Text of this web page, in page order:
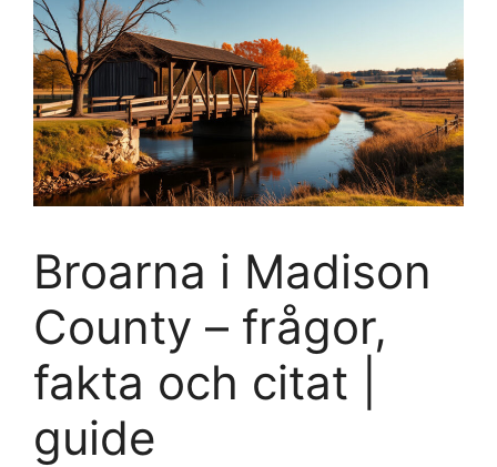
Broarna i Madison
County – frågor,
fakta och citat |
guide